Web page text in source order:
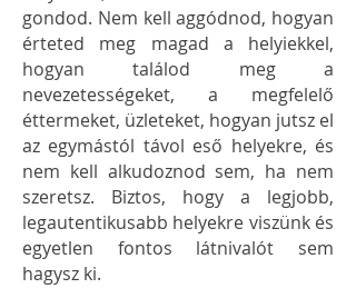
gondod. Nem kell aggódnod, hogyan
érteted meg magad a helyiekkel,
hogyan találod meg a
nevezetességeket, a megfelelő
éttermeket, üzleteket, hogyan jutsz el
az egymástól távol eső helyekre, és
nem kell alkudoznod sem, ha nem
szeretsz. Biztos, hogy a legjobb,
legautentikusabb helyekre viszünk és
egyetlen fontos látnivalót sem
hagysz ki.